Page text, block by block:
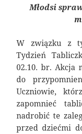
Młodsi
W związku z
Tydzień
02.10. br. Akcja
do
Uczniowie,
zapomnieć
nadrobić te
przed dziećmi